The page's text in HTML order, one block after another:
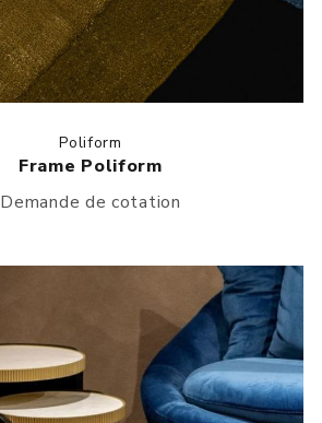
Poliform
Frame Poliform
Demande de cotation